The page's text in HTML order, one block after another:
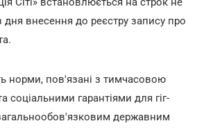
дня внесення до реєстру запису про
норми, пов'язані з тимчасовою
соціальними гарантіями для гіг-
загальнообов'язковим державним